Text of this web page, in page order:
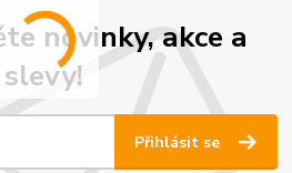
novinky, akce a
slevy!
Přihlásit se